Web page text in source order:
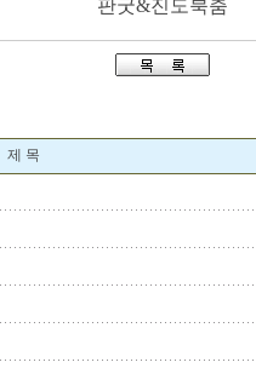
판굿&진도북춤
제 목